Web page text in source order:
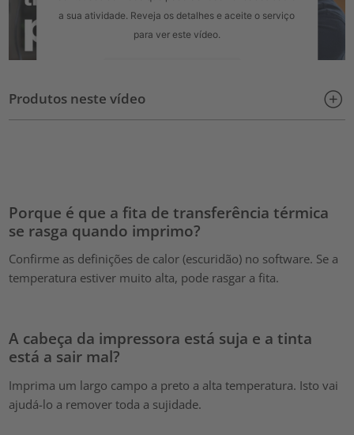
a sua atividade. Reveja os detalhes e aceite o serviço
para ver este vídeo.
Produtos neste vídeo
Porque é que a fita de transferência térmica
se rasga quando imprimo?
Confirme as definições de calor (escuridão) no software. Se a
temperatura estiver muito alta, pode rasgar a fita.
A cabeça da impressora está suja e a tinta
está a sair mal?
Imprima um largo campo a preto a alta temperatura. Isto vai
ajudá-lo a remover toda a sujidade.